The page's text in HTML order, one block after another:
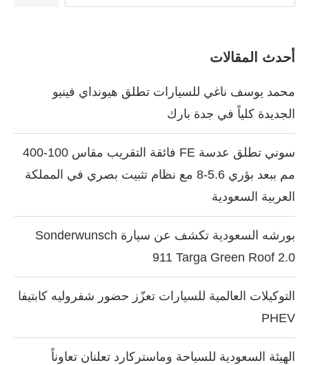
أحدث المقالات
محمد يوسف ناغي للسيارات تطلق هيونداي فينيو
الجديدة كلياً في جدة بارك
سوني تطلق عدسة FE فائقة التقريب مقاس 100-400
مم ببعد بؤري 5.6-8 مع نظام تثبيت بصري في المملكة
العربية السعودية
بورشه السعودية تكشف عن سيارة Sonderwunsch
911 Targa Green Roof 2.0
التوكيلات العالمية للسيارات تعزّز حضور شفروليه كابتيفا
PHEV
الهيئة السعودية للسياحة وماستركارد تعلنان تعاوناً